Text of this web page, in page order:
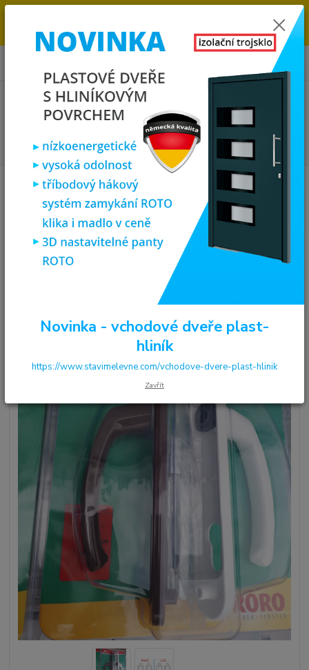
OBJEDNÁVKOU. MÁME 7 000 OKEN A DVEŘÍ SKLADEM U NÁS V
KLATOVECH.
0
0,00 Kč
Zárubně, obložky, kování
Klika štítek pro plastové dveře - tmavě
hnědá/bílá
Klika štítek pro plastové dveře -
tmavě hnědá/bílá
Novinka - vchodové dveře plast-
hliník
https://www.stavimelevne.com/vchodove-dvere-plast-hlinik
Zavřít